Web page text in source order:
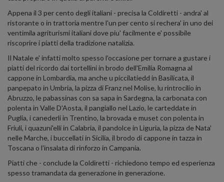
Appena il 3 per cento degli italiani - precisa la Coldiretti - andra' al
ristorante o in trattoria mentre l'un per cento si rechera' in uno dei
ventimila agriturismi italiani dove piu' facilmente e' possibile
riscoprire i piatti della tradizione natalizia.
Il Natale e' infatti molto spesso l'occasione per tornare a gustare i
piatti del ricordo dai tortellini in brodo dell'Emilia Romagna al
cappone in Lombardia, ma anche u piccilatiedd in Basilicata, il
panpepato in Umbria, la pizza di Franz nel Molise, lu rintrocilio in
Abruzzo, le pabassinas con sa sapa in Sardegna, la carbonata con
polenta in Valle D'Aosta, il pangiallo nel Lazio, le carteddate in
Puglia, i canederli in Trentino, la brovada e muset con polenta in
Friuli, i quazuni'elli in Calabria, il pandolce in Liguria, la pizza de Nata'
nelle Marche, i buccellati in Sicilia, il brodo di cappone in tazza in
Toscana o l'insalata di rinforzo in Campania.
Piatti che - conclude la Coldiretti - richiedono tempo ed esperienza
spesso tramandata da generazione in generazione.